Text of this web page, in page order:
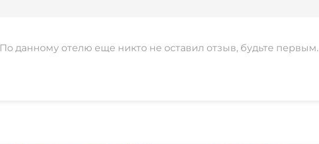
По данному отелю еще никто не оставил отзыв, будьте первым.